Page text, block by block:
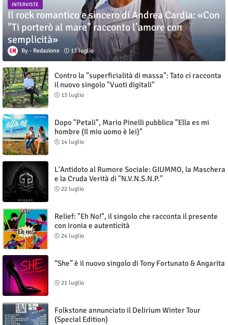
INTERVISTE
Il rock romantico e sincero di Andrea Cardia: «Con
"Ti porterò al mare" racconto l’amore con
semplicità»
Redazione 13 luglio
Contro la "superficialità di massa": Tato ci racconta
il nuovo singolo "Vuoti digitali"
13 luglio
Dopo "Petali", Mario Pinelli pubblica "Ella es mi
hombre (Il mio uomo è lei)"
14 luglio
L'Antidoto al Rumore Sociale: GIUMMO, la Maschera
e la Cruda Verità di "N.V.N.S.N.P."
22 luglio
Relief: "Eh No!", il singolo che racconta il presente
con ironia e autenticità
24 luglio
“She” è il nuovo singolo di Tony Fortunato & Angarita
21 luglio
Folkstone annunciato il Delirium Winter Tour
(Special Edition)